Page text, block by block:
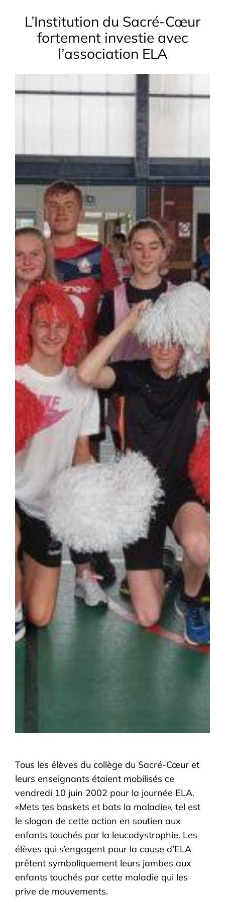
L’Institution du Sacré-Cœur
fortement investie avec
l’association ELA
Tous les élèves du collège du Sacré-Cœur et
leurs enseignants étaient mobilisés ce
vendredi 10 juin 2002 pour la journée ELA.
«Mets tes baskets et bats la maladie», tel est
le slogan de cette action en soutien aux
enfants touchés par la leucodystrophie. Les
élèves qui s’engagent pour la cause d’ELA
prêtent symboliquement leurs jambes aux
enfants touchés par cette maladie qui les
prive de mouvements.